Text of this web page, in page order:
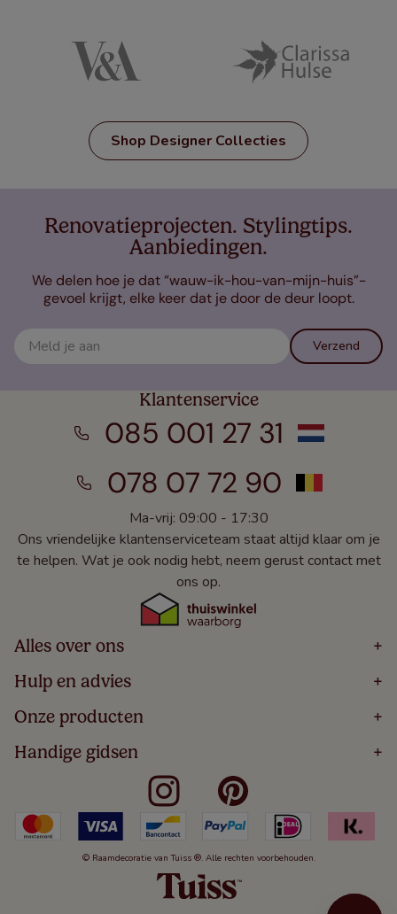
Shop Designer Collecties
Renovatieprojecten. Stylingtips.
Aanbiedingen.
We delen hoe je dat “wauw-ik-hou-van-mijn-huis”-
gevoel krijgt, elke keer dat je door de deur loopt.
Verzend
Klantenservice
085 001 27 31
078 07 72 90
Ma-vrij: 09:00 - 17:30
Ons vriendelijke klantenserviceteam staat altijd klaar om je
te helpen. Wat je ook nodig hebt, neem gerust contact met
ons op.
Alles over ons +
Home
Over
Bestellen
Winacties
Veelgestelde Vragen
Hulp en advies +
Volg Je Bestelling
Levering
5 Jaar Garantie
Algemene Voorwaarden
Kindveiligheid
Cookies
Herroepingsrecht
Onze producten +
Houten Jaloezieën
Rolgordijnen
Verticale Jaloezieën
Duo Rolgordijnen
Duo Plisségordijnen
Handige gidsen +
Meten Voor Raamdecoratie
Badkamer Raamdecoratie
Slaapkamer Raamdecoratie
Keuken Raamdecoratie
De Jaloezieën Gids
Jaloezieënwoordenboek
© Raamdecoratie van Tuiss ®. Alle rechten voorbehouden.